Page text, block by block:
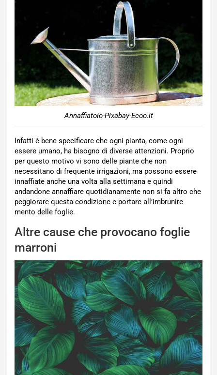
Annaffiatoio-Pixabay-Ecoo.it
Infatti è bene specificare che ogni pianta, come ogni
essere umano, ha bisogno di diverse attenzioni. Proprio
per questo motivo vi sono delle piante che non
necessitano di frequente irrigazioni, ma possono essere
innaffiate anche una volta alla settimana e quindi
andandone annaffiare quotidianamente non si fa altro che
peggiorare questa condizione e portare all’imbrunire
mento delle foglie.
Altre cause che provocano foglie
marroni